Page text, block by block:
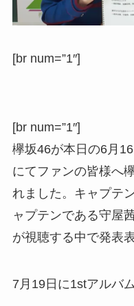
[br num=”1″]
[br num=”1″]
欅坂46が本日の6月
にてファンの皆様へ
れました。キャプテ
ャプテンである守屋
が視聴する中で発表
7月19日に1stアルバ